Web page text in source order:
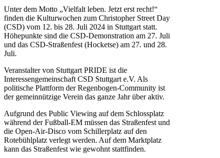
Unter dem Motto „Vielfalt leben. Jetzt erst recht!“
finden die Kulturwochen zum Christopher Street Day
(CSD) vom 12. bis 28. Juli 2024 in Stuttgart statt.
Höhepunkte sind die CSD-Demonstration am 27. Juli
und das CSD-Straßenfest (Hocketse) am 27. und 28.
Juli.
Veranstalter von Stuttgart PRIDE ist die
Interessengemeinschaft CSD Stuttgart e.V. Als
politische Plattform der Regenbogen-Community ist
der gemeinnützige Verein das ganze Jahr über aktiv.
Aufgrund des Public Viewing auf dem Schlossplatz
während der Fußball-EM müssen das Straßenfest und
die Open-Air-Disco vom Schillerplatz auf den
Rotebühlplatz verlegt werden. Auf dem Marktplatz
kann das Straßenfest wie gewohnt stattfinden.